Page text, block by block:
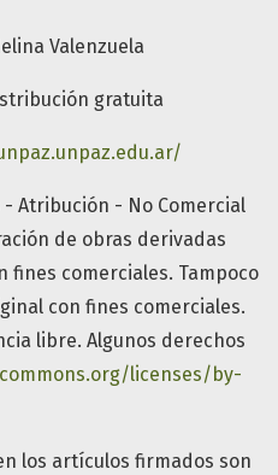
Valenzuela
gratuita
- Atribución - No Comercial
de obras derivadas
fines comerciales. Tampoco
con fines comerciales.
libre. Algunos derechos
licenses/by-
los artículos firmados son